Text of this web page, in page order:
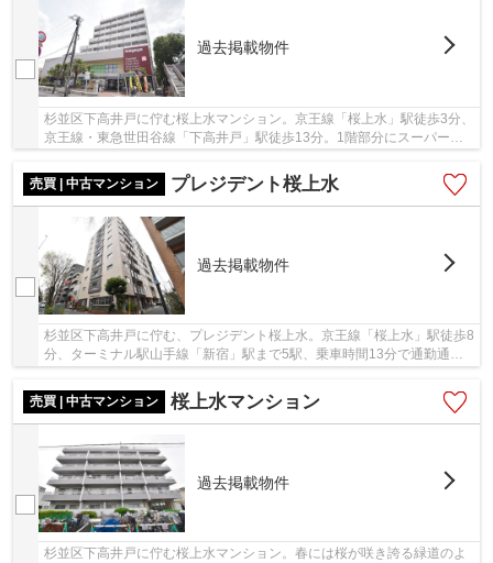
過去掲載物件
杉並区下高井戸に佇む桜上水マンション。京王線「桜上水」駅徒歩3分、
京王線・東急世田谷線「下高井戸」駅徒歩13分。1階部分にスーパーが
売買 | 中古マンション
プレジデント桜上水
過去掲載物件
杉並区下高井戸に佇む、プレジデント桜上水。京王線「桜上水」駅徒歩8
分、ターミナル駅山手線「新宿」駅まで5駅、乗車時間13分で通勤通学
売買 | 中古マンション
桜上水マンション
過去掲載物件
杉並区下高井戸に佇む桜上水マンション。春には桜が咲き誇る緑道のよ